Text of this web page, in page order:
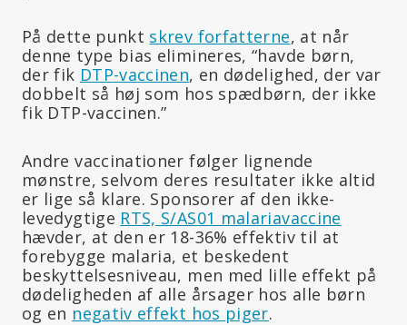
På dette punkt skrev forfatterne, at når
denne type bias elimineres, “havde børn,
der fik DTP-vaccinen, en dødelighed, der var
dobbelt så høj som hos spædbørn, der ikke
fik DTP-vaccinen.”
Andre vaccinationer følger lignende
mønstre, selvom deres resultater ikke altid
er lige så klare. Sponsorer af den ikke-
levedygtige RTS, S/AS01 malariavaccine
hævder, at den er 18-36% effektiv til at
forebygge malaria, et beskedent
beskyttelsesniveau, men med lille effekt på
dødeligheden af alle årsager hos alle børn
og en negativ effekt hos piger.